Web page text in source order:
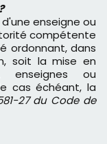
enseigne ou
compétente
ordonnant, dans
soit la mise en
enseignes ou
cas échéant, la
27 du Code de